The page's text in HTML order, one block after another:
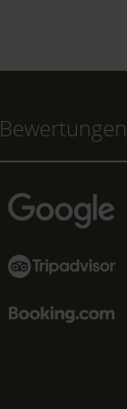
Bewertungen